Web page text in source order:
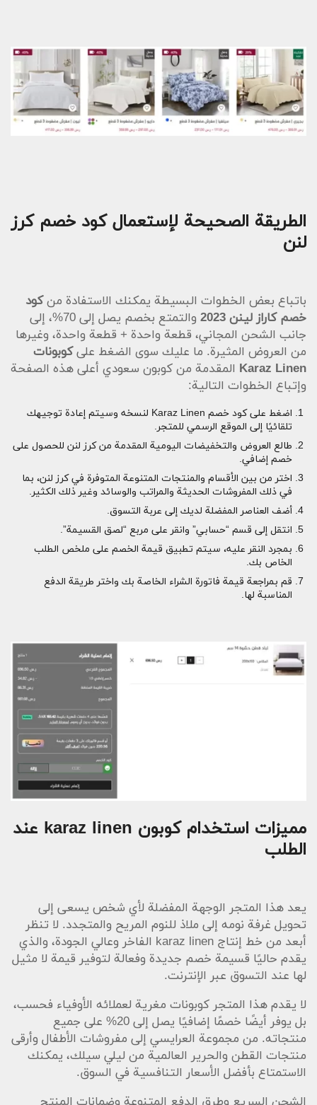
الطريقة الصحيحة لإستعمال كود خصم كرز
لنن
باتباع بعض الخطوات البسيطة يمكنك الاستفادة منكود
خصم كاراز لينن 2023
والتمتع بخصم يصل إلى 70%، إلى
جانب الشحن المجاني، قطعة واحدة + قطعة واحدة، وغيرها
من العروض المثيرة. ما عليك سوى الضغط علىكوبونات
Karaz Linen المقدمة من كوبون سعودي أعلى هذه الصفحة
وإتباع الخطوات التالية:
اضغط على كود خصم Karaz Linen لنسخه وسيتم إعادة توجيهك
تلقائيًا إلى الموقع الرسمي للمتجر.
طالع العروض والتخفيضات اليومية المقدمة من كرز لنن للحصول على
خصم إضافي.
اختر من بين الأقسام والمنتجات المتنوعة المتوفرة في كرز لنن، بما
في ذلك المفروشات الحديثة والمراتب والوسائد وغير ذلك الكثير.
أضف العناصر المفضلة لديك إلى عربة التسوق.
انتقل إلى قسم “حسابي” وانقر على مربع “لصق القسيمة”.
بمجرد النقر عليه، سيتم تطبيق قيمة الخصم على ملخص الطلب
الخاص بك.
قم بمراجعة قيمة فاتورة الشراء الخاصة بك واختر طريقة الدفع
المناسبة لها.
مميزات استخدام كوبون karaz linen عند
الطلب
يعد هذا المتجر الوجهة المفضلة لأي شخص يسعى إلى
تحويل غرفة نومه إلى ملاذ للنوم المريح والمتجدد. لا تنظر
أبعد من خط إنتاج karaz linen الفاخر وعالي الجودة، والذي
يقدم حاليًا قسيمة خصم جديدة وفعالة لتوفير قيمة لا مثيل
لها عند التسوق عبر الإنترنت.
لا يقدم هذا المتجر كوبونات مغرية لعملائه الأوفياء فحسب،
بل يوفر أيضًا خصمًا إضافيًا يصل إلى 20% على جميع
منتجاته. من مجموعة العرايسي إلى مفروشات الأطفال وأرقى
منتجات القطن والحرير العالمية من ليلي سيلك، يمكنك
الاستمتاع بأفضل الأسعار التنافسية في السوق.